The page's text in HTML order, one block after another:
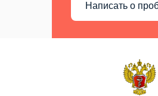
Написать о